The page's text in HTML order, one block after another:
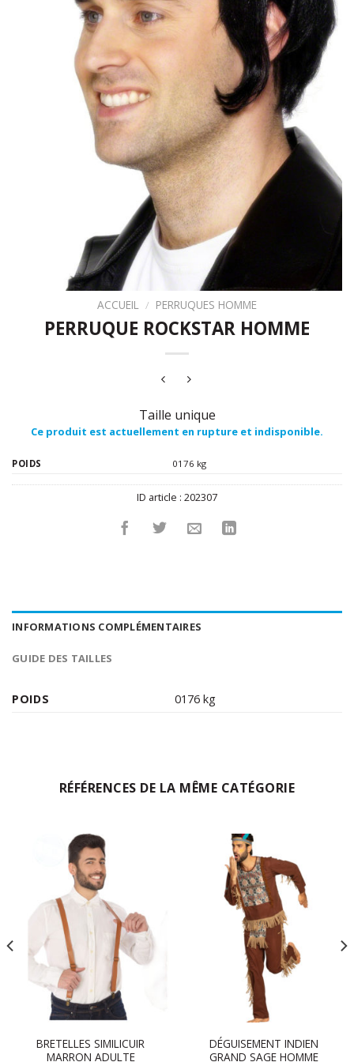
ACCUEIL / PERRUQUES HOMME
PERRUQUE ROCKSTAR HOMME
Taille unique
Ce produit est actuellement en rupture et indisponible.
POIDS 0176 kg
ID article : 202307
INFORMATIONS COMPLÉMENTAIRES
GUIDE DES TAILLES
POIDS 0176 kg
RÉFÉRENCES DE LA MÊME CATÉGORIE
BRETELLES SIMILICUIR
MARRON ADULTE
DÉGUISEMENT INDIEN
GRAND SAGE HOMME